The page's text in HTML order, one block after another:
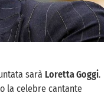
sarà Loretta Goggi.
la celebre cantante